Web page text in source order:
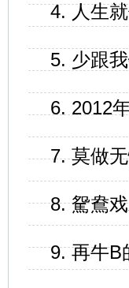
4. 人生
5. 少跟
6. 2012
7. 莫做
8. 駌鴦
9. 再牛B